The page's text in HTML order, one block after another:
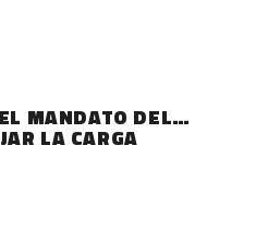
MANDATO DEL
LA CARGA